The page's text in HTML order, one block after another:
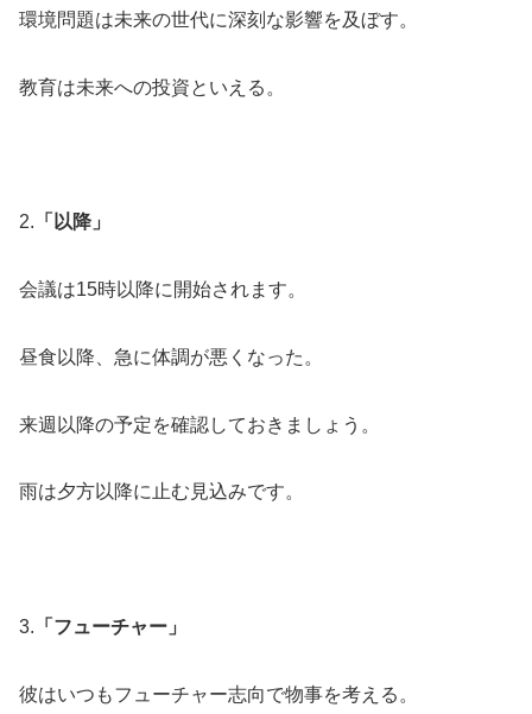
環境問題は未来の世代に深刻な影響を及ぼす。
教育は未来への投資といえる。
2. 「以降」
会議は15時以降に開始されます。
昼食以降、急に体調が悪くなった。
来週以降の予定を確認しておきましょう。
雨は夕方以降に止む見込みです。
3. 「フューチャー」
彼はいつもフューチャー志向で物事を考える。